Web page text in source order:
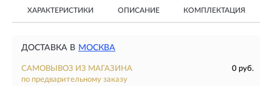
ХАРАКТЕРИСТИКИ ОПИСАНИЕ КОМПЛЕКТАЦИЯ
ДОСТАВКА В МОСКВА
САМОВЫВОЗ ИЗ МАГАЗИНА
0 руб.
по предварительному заказу